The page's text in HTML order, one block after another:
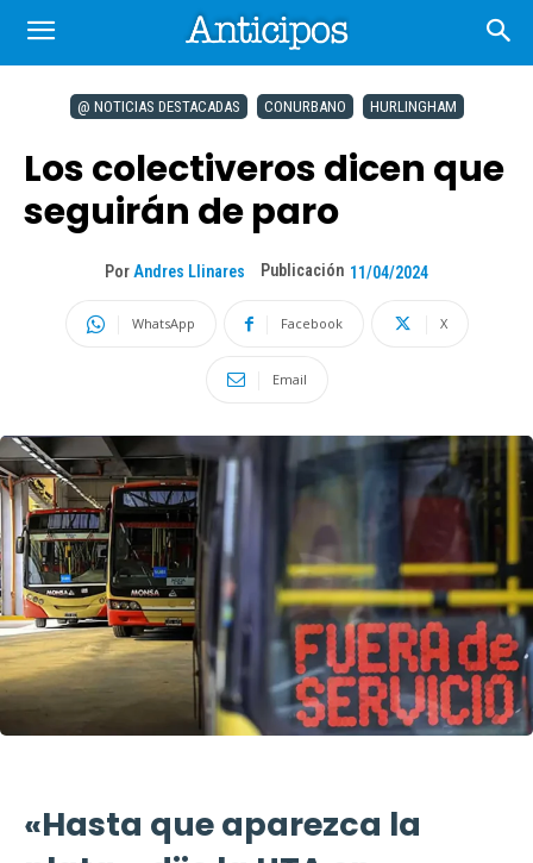
@ NOTICIAS DESTACADAS CONURBANO HURLINGHAM
Los colectiveros dicen que
seguirán de paro
Por Andres Llinares Publicación 11/04/2024
WhatsApp Facebook X
Email
«Hasta que aparezca la